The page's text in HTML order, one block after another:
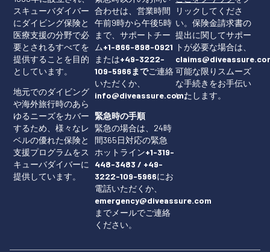
スキューバダイバー
にダイビング保険と
医療支援の分野で必
要とされるすべてを
提供することを目的
としています。
地元でのダイビング
や海外旅行時のあら
ゆるニーズをカバー
するため、様々なレ
ベルの優れた保険と
支援プログラムをス
キューバダイバーに
提供しています。
合わせは、営業時間
午前9時から午後5時
まで、サポートチー
ム+1-866-898-0921
または+49-3222-
109-5966までご連絡
いただくか、
info@diveassure.com。
緊急時の手順
緊急の場合は、24時
間365日対応の緊急
ホットライン+1-319-
448-3483 / +49-
3222-109-5966にお
電話いただくか、
emergency@diveassure.com
までメールでご連絡
ください。
リックしてくださ
い。保険金請求書の
提出に関してサポー
トが必要な場合は、
可能な限りスムーズ
な手続きをお手伝い
いたします。